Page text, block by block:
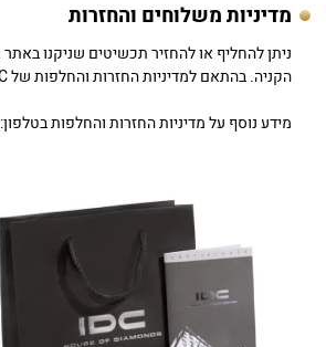
מדיניות משלוחים והחזרות
הקניה. בהתאם למדיניות החזרות והחלפות של IDC
מידע נוסף על מדיניות החזרות והחלפות בטלפון: 03-5757979